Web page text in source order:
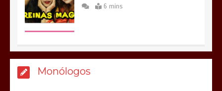
6 mins
Monólogos